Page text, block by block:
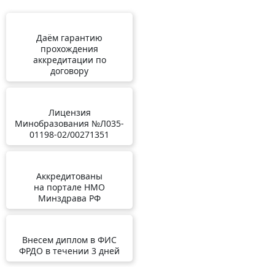
Даём гарантию
прохождения
аккредитации по
договору
Лицензия
Минобразования №Л035-
01198-02/00271351
Аккредитованы
на портале НМО
Минздрава РФ
Внесем диплом в ФИС
ФРДО в течении 3 дней